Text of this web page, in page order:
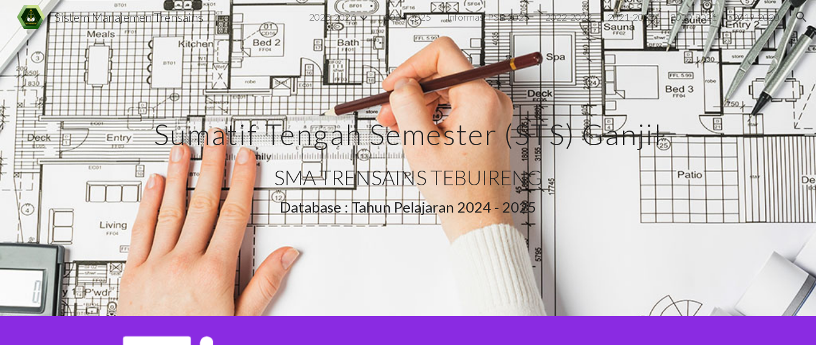
Skip to main content Skip to navigation
Sistem Manajemen Trensains 2025-2026 2024-2025 Informasi PSB 2025 2022-2023 2021-2022 2020-2021 2019-2020
Sumatif Tengah Semester (STS)Ganjil
SMA TRENSAINS TEBUIRENG
Database : Tahun Pelajaran 2024 - 2025